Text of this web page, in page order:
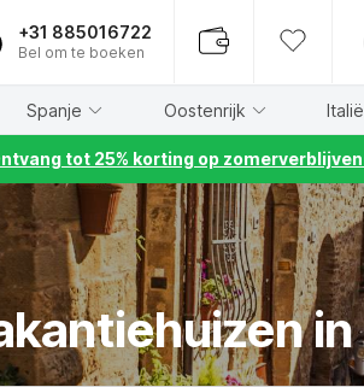
+31 885016722
Bel om te boeken
Spanje Oostenrijk Italië
tot 25% korting op